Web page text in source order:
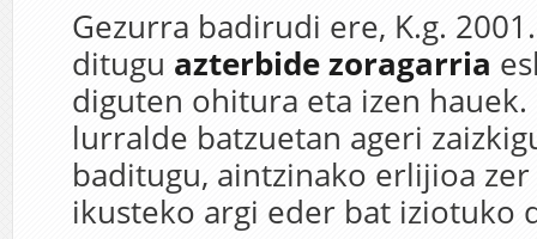
Gezurra badirudi ere, K.g.
ditugu azterbide zoragarria
diguten ohitura eta izen hauek.
lurralde batzuetan ageri
baditugu, aintzinako erlijioa zer
ikusteko argi eder bat iziotuko